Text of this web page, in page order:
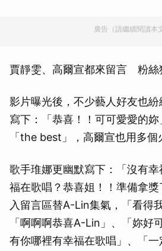
廣告（請繼續閱讀本
賈靜雯、高爾宣都來留言 粉絲
影片曝光後，不少藝人好友也
寫下：「恭喜！！可可愛愛的
「the best」，高爾宣也用多個
歌手琟娜更幽默寫下：「沒有
福在歌唱？恭喜姐！！準備拿
入留言區替A-Lin集氣，「看得
「啊啊啊恭喜A-Lin」、「妳好
有你哪裡有幸福在歌唱」、「